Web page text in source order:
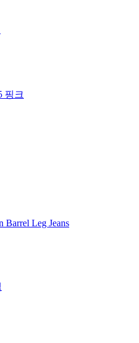
핑크
Leg Jeans